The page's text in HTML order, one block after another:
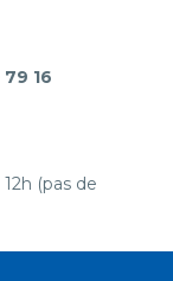
16
(pas de